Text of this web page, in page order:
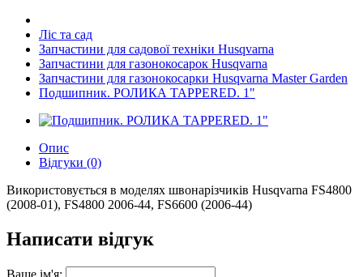
Ліс та сад
Запчастини для садової техніки Husqvarna
Запчастини для газонокосарок Husqvarna
Запчастини для газонокосарки Husqvarna Master Garden
Подшипник. РОЛИКА TAPPERED. 1"
Опис
Відгуки (0)
Використовується в моделях швонарізчиків Husqvarna FS4800
(2008-01), FS4800 2006-44, FS6600 (2006-44)
Написати відгук
Ваше ім'я: